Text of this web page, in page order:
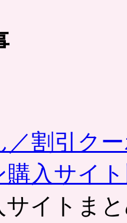
割引ク
購入サイ
イトま